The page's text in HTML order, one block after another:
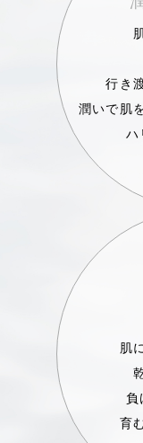
行き
潤いで肌
ハ
肌
負
育